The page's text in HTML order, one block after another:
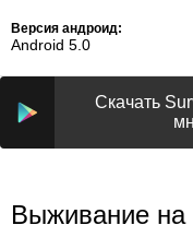
Версия андроид:
Android 5.0
Скачать
Выживание на